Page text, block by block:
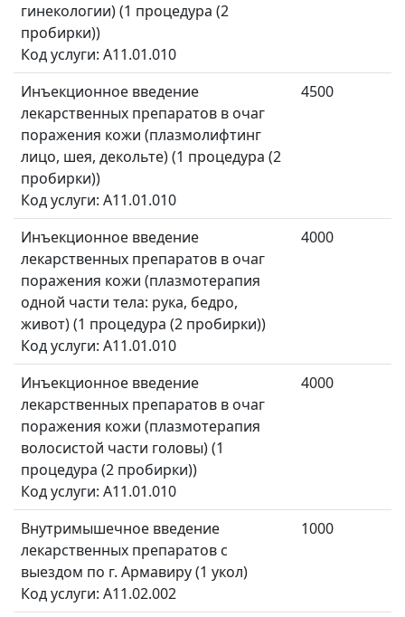
гинекологии) (1 процедура (2
пробирки))
Код услуги: A11.01.010
Инъекционное введение
лекарственных препаратов в очаг
поражения кожи (плазмолифтинг
лицо, шея, декольте) (1 процедура (2
пробирки))
Код услуги: A11.01.010
4500
Инъекционное введение
лекарственных препаратов в очаг
поражения кожи (плазмотерапия
одной части тела: рука, бедро,
живот) (1 процедура (2 пробирки))
Код услуги: A11.01.010
4000
Инъекционное введение
лекарственных препаратов в очаг
поражения кожи (плазмотерапия
волосистой части головы) (1
процедура (2 пробирки))
Код услуги: A11.01.010
4000
Внутримышечное введение
лекарственных препаратов с
выездом по г. Армавиру (1 укол)
Код услуги: A11.02.002
1000